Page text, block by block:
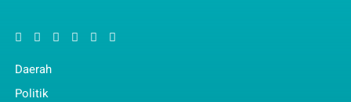
Daerah
Politik